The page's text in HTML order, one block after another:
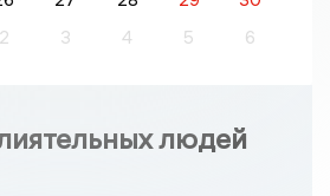
2 3 4 5 6
людей